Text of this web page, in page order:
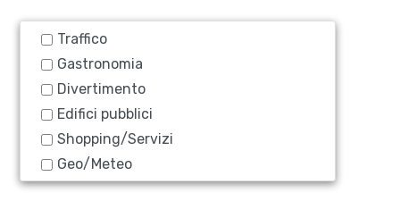
Traffico
Gastronomia
Divertimento
Edifici pubblici
Shopping/Servizi
Geo/Meteo